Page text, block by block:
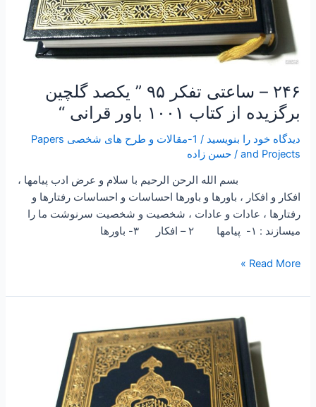
۲۴۶ – ساعتی تفکر ۹۵ ” یکصد گلچین
برگزیده از کتاب ۱۰۰۱ باور قرانی “
دیدگاه‌ خود را بنویسید /
1-مقالات و طرح های شخصی Papers
and Projects
/حسن زاده
بسم الله الرحن الرحیم با سلام و عرض ادب پیامها ،
افکار و افکار ، باورها و باورها احساسات و احساسات رفتارها و
رفتارها ، عادات و عادات ، شخصیت و شخصیت سرنوشت ما را
میسازند : ۱- پیامها ۲ – افکار ۳- باورها
باور
قرانی
Read More »